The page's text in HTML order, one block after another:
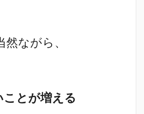
ながら、
とが増える